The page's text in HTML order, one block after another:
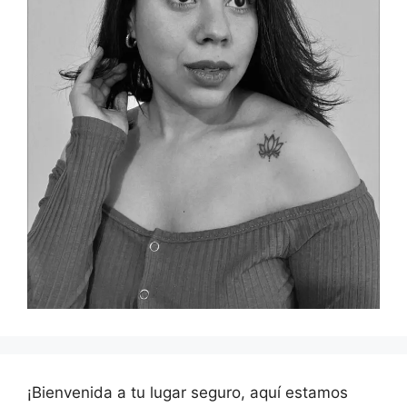
¡Bienvenida a tu lugar seguro, aquí estamos